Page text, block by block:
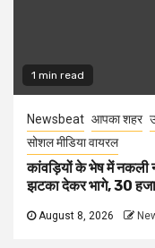
1 min read
Newsbeat आपका शहर
सोशल मीडिया वायरल
कांवड़ियों के भेष में नकली
झटका देकर भागे, 30
August 8, 2026